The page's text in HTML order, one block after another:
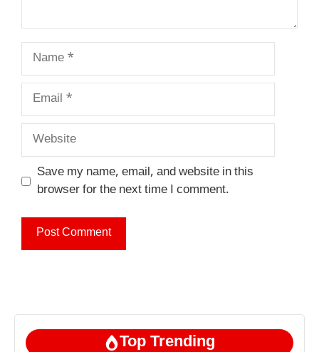
Name
Email
Website
Save my name, email, and website in this
browser for the next time I comment.
Top Trending